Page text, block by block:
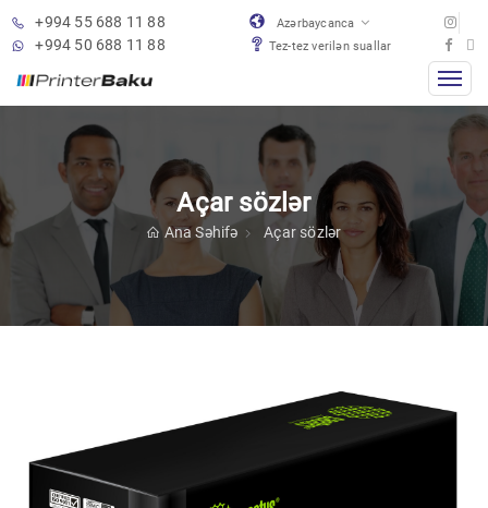
+994 55 688 11 88
+994 50 688 11 88
Azərbaycanca
Tez-tez verilən suallar
Açar sözlər
Ana Səhifə Açar sözlər